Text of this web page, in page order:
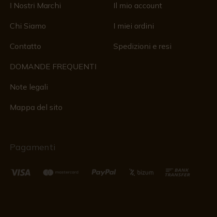
I Nostri Marchi
Chi Siamo
Contatto
DOMANDE FREQUENTI
Note legali
Mappa del sito
Il mio account
I miei ordini
Spedizioni e resi
Pagamenti